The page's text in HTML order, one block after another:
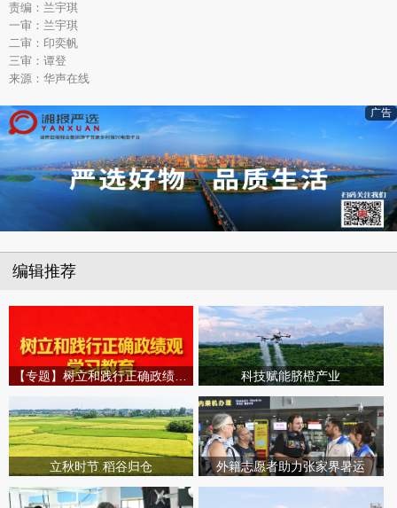
责编：兰宇琪
一审：兰宇琪
二审：印奕帆
三审：谭登
来源：华声在线
广告
编辑推荐
科技赋能脐橙产业
立秋时节 稻谷归仓 外籍志愿者助力张家界暑运